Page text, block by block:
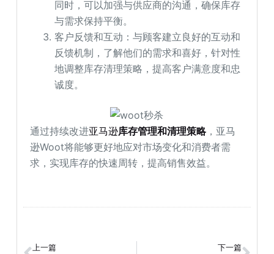
同时，可以加强与供应商的沟通，确保库存
与需求保持平衡。
客户反馈和互动：与顾客建立良好的互动和
反馈机制，了解他们的需求和喜好，针对性
地调整库存清理策略，提高客户满意度和忠
诚度。
通过持续改进亚马逊库存管理和清理策略，亚马
逊Woot将能够更好地应对市场变化和消费者需
求，实现库存的快速周转，提高销售效益。
上一篇 下一篇